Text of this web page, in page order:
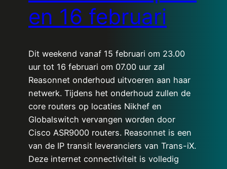
en 16 februari
Dit weekend vanaf 15 februari om 23.00
uur tot 16 februari om 07.00 uur zal
Reasonnet onderhoud uitvoeren aan haar
netwerk. Tijdens het onderhoud zullen de
core routers op locaties Nikhef en
Globalswitch vervangen worden door
Cisco ASR9000 routers. Reasonnet is een
van de IP transit leveranciers van Trans-iX.
Deze internet connectiviteit is volledig